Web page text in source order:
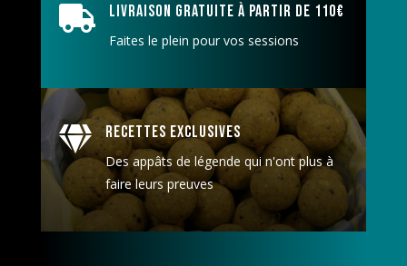
 Livraison gratuite à partir de 110€
Faites le plein pour vos sessions
 Recettes exclusives
Des appâts de légende qui n'ont plus à
faire leurs preuves